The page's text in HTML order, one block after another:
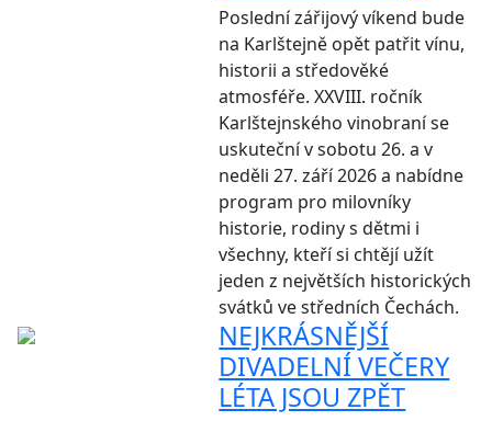
Poslední zářijový víkend bude
na Karlštejně opět patřit vínu,
historii a středověké
atmosféře. XXVIII. ročník
Karlštejnského vinobraní se
uskuteční v sobotu 26. a v
neděli 27. září 2026 a nabídne
program pro milovníky
historie, rodiny s dětmi i
všechny, kteří si chtějí užít
jeden z největších historických
svátků ve středních Čechách.
NEJKRÁSNĚJŠÍ
DIVADELNÍ VEČERY
LÉTA JSOU ZPĚT